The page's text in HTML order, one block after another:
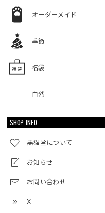
オーダーメイド
季節
福袋
自然
SHOP INFO
黒猫堂について
お知らせ
お問い合わせ
X